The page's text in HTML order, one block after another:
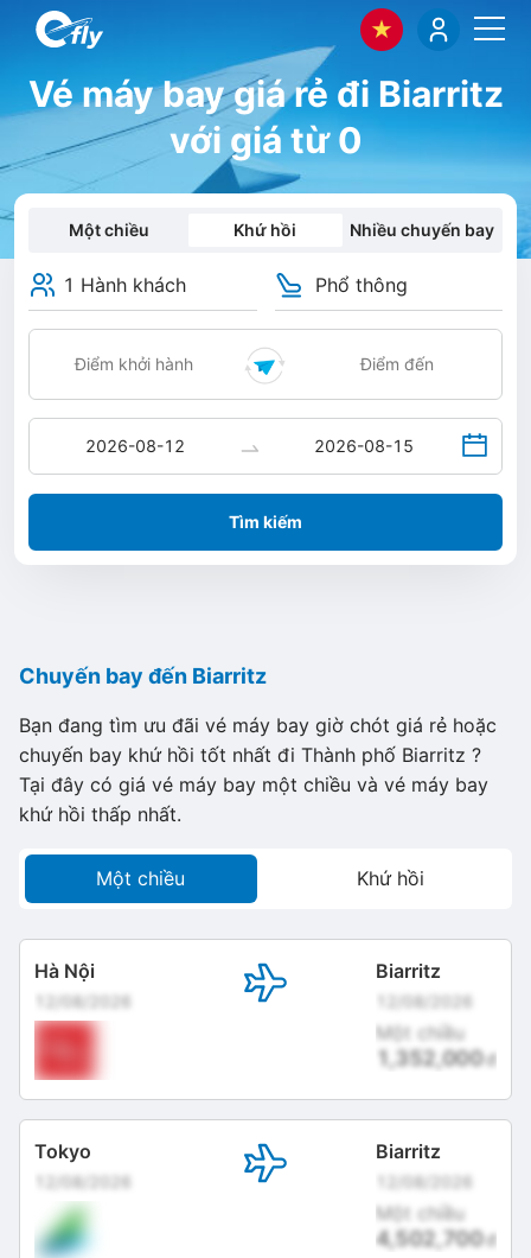
Vé máy bay giá rẻ đi Biarritz
với giá từ 0
Một chiều Khứ hồi Nhiều chuyến bay
1 Hành khách Phổ thông
Tìm kiếm
Chuyến bay đến Biarritz
Bạn đang tìm ưu đãi vé máy bay giờ chót giá rẻ hoặc
chuyến bay khứ hồi tốt nhất đi Thành phố Biarritz ?
Tại đây có giá vé máy bay một chiều và vé máy bay
khứ hồi thấp nhất.
Một chiều Khứ hồi
Hà Nội
12/08/2026
Biarritz
12/08/2026
Một chiều
1,352,000đ
Tokyo
12/08/2026
Biarritz
12/08/2026
Một chiều
4,502,700đ